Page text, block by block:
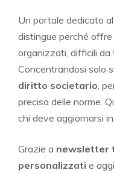
Un portale dedicato al
distingue perché
organizzati, difficili da
Concentrandosi solo
diritto societario ,
precisa delle norme.
chi deve aggiornarsi
Grazie a newsletter
personalizzati e